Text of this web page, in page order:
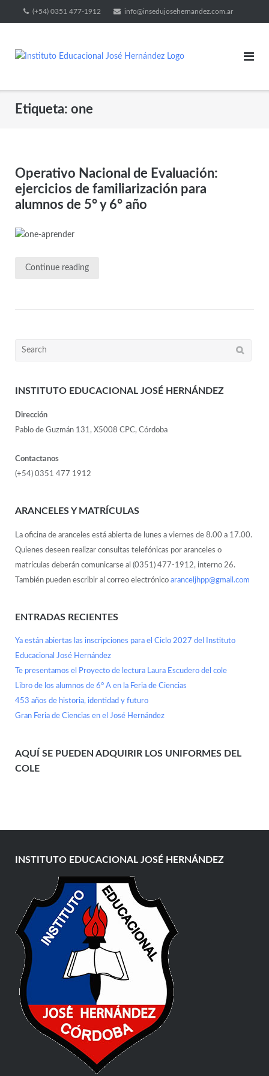
(+54) 0351 477-1912 info@insedujosehernandez.com.ar
Etiqueta: one
Operativo Nacional de Evaluación:
ejercicios de familiarización para
alumnos de 5° y 6° año
Continue reading
INSTITUTO EDUCACIONAL JOSÉ HERNÁNDEZ
Dirección
Pablo de Guzmán 131, X5008 CPC, Córdoba
Contactanos
(+54) 0351 477 1912
ARANCELES Y MATRÍCULAS
La oficina de aranceles está abierta de lunes a viernes de 8.00 a 17.00.
Quienes deseen realizar consultas telefónicas por aranceles o
matrículas deberán comunicarse al (0351) 477-1912, interno 26.
También pueden escribir al correo electrónico aranceljhpp@gmail.com
ENTRADAS RECIENTES
Ya están abiertas las inscripciones para el Ciclo 2027 del Instituto
Educacional José Hernández
Te presentamos el Proyecto de lectura Laura Escudero del cole
Libro de los alumnos de 6° A en la Feria de Ciencias
453 años de historia, identidad y futuro
Gran Feria de Ciencias en el José Hernández
AQUÍ SE PUEDEN ADQUIRIR LOS UNIFORMES DEL
COLE
INSTITUTO EDUCACIONAL JOSÉ HERNÁNDEZ